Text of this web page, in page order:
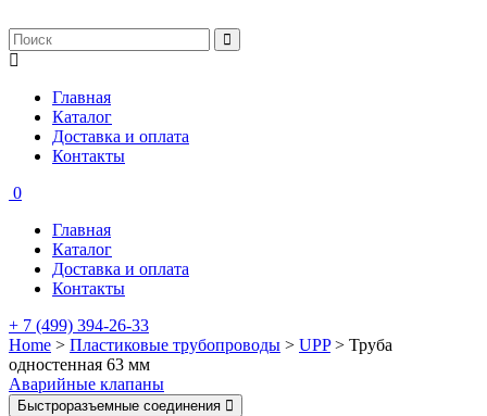
Главная
Каталог
Доставка и оплата
Контакты
0
Главная
Каталог
Доставка и оплата
Контакты
+ 7 (499) 394-26-33
Home > Пластиковые трубопроводы > UPP> Труба
одностенная 63 мм
Аварийные клапаны
Быстроразъемные соединения